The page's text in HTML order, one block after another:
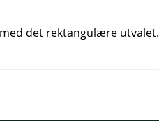
det rektangulære utvalet.